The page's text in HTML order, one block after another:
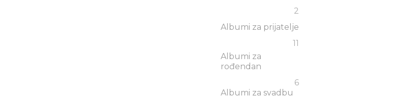
2
Albumi za prijatelje
11
Albumi za
rođendan
6
Albumi za svadbu